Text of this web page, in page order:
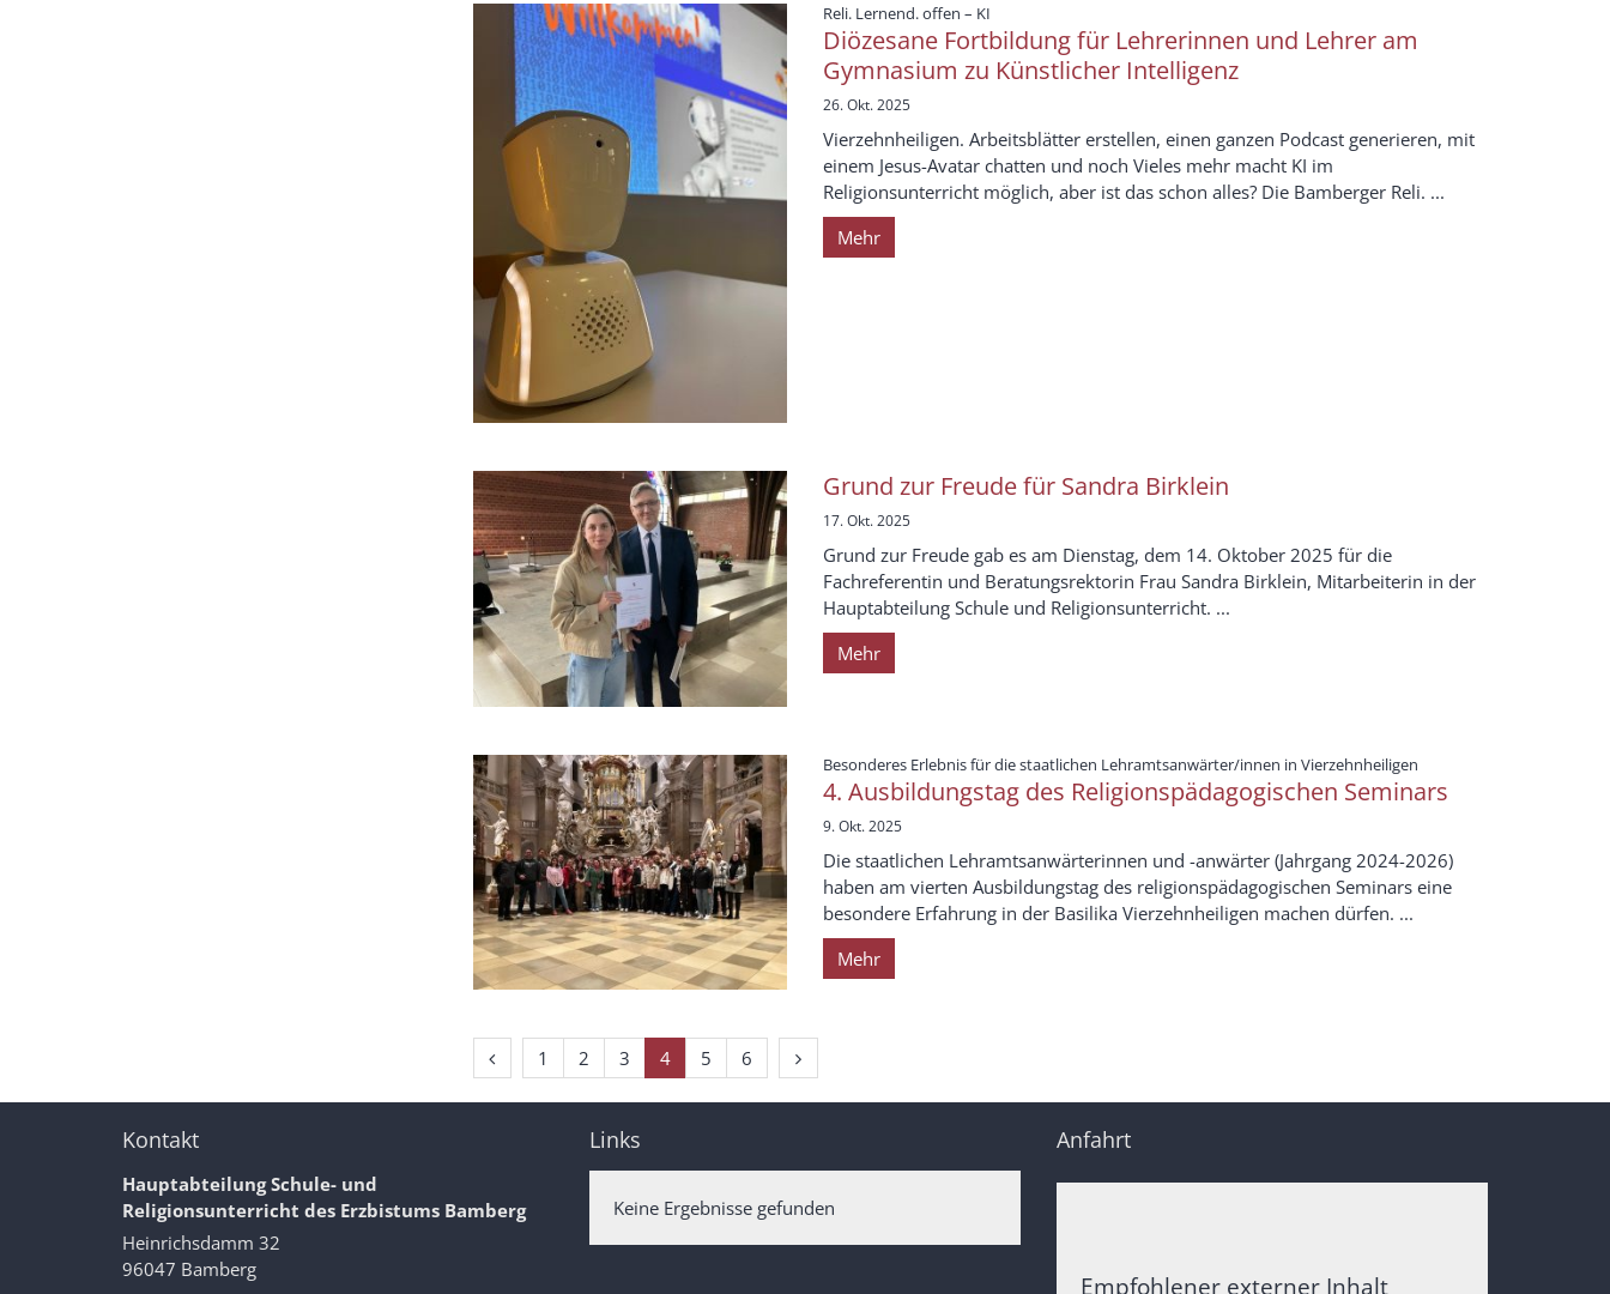
Reli. Lernend. offen – KI
Diözesane Fortbildung für Lehrerinnen und Lehrer am
Gymnasium zu Künstlicher Intelligenz
26. Okt. 2025
Vierzehnheiligen. Arbeitsblätter erstellen, einen ganzen Podcast generieren, mit
einem Jesus-Avatar chatten und noch Vieles mehr macht KI im
Religionsunterricht möglich, aber ist das schon alles? Die Bamberger Reli. ...
Mehr
Grund zur Freude für Sandra Birklein
17. Okt. 2025
Grund zur Freude gab es am Dienstag, dem 14. Oktober 2025 für die
Fachreferentin und Beratungsrektorin Frau Sandra Birklein, Mitarbeiterin in der
Hauptabteilung Schule und Religionsunterricht. ...
Mehr
Besonderes Erlebnis für die staatlichen Lehramtsanwärter/innen in Vierzehnheiligen
4. Ausbildungstag des Religionspädagogischen Seminars
9. Okt. 2025
Die staatlichen Lehramtsanwärterinnen und -anwärter (Jahrgang 2024-2026)
haben am vierten Ausbildungstag des religionspädagogischen Seminars eine
besondere Erfahrung in der Basilika Vierzehnheiligen machen dürfen. ...
Mehr
Vorherige Seite
Erste Seite
1 2 3 4 5 6 Nächste Seite
Kontakt
Hauptabteilung Schule- und
Religionsunterricht des Erzbistums Bamberg
Heinrichsdamm 32
96047 Bamberg
Links
Keine Ergebnisse gefunden
Anfahrt
Empfohlener externer Inhalt